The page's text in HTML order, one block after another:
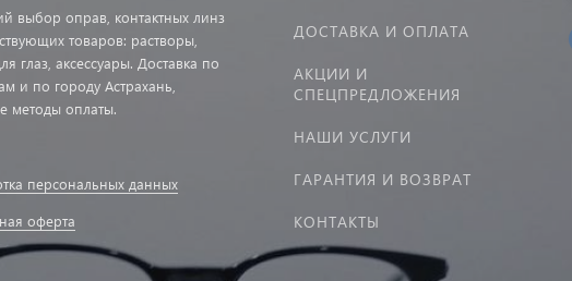
выбор оправ, контактных линз
товаров: растворы,
глаз, аксессуары. Доставка по
и по городу Астрахань,
методы оплаты.
персональных данных
оферта
ДОСТАВКА И ОПЛАТА
АКЦИИ И
СПЕЦПРЕДЛОЖЕНИЯ
НАШИ УСЛУГИ
ГАРАНТИЯ И ВОЗВРАТ
КОНТАКТЫ